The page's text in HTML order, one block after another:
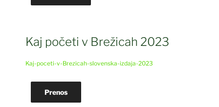
Kaj početi v Brežicah 2023
Kaj-poceti-v-Brezicah-slovenska-izdaja-2023
Prenos